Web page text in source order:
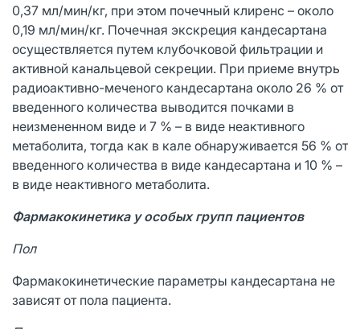
0,37 мл/мин/кг, при этом почечный клиренс – около
0,19 мл/мин/кг. Почечная экскреция кандесартана
осуществляется путем клубочковой фильтрации и
активной канальцевой секреции. При приеме внутрь
радиоактивно-меченого кандесартана около 26 % от
введенного количества выводится почками в
неизмененном виде и 7 % – в виде неактивного
метаболита, тогда как в кале обнаруживается 56 % от
введенного количества в виде кандесартана и 10 % –
в виде неактивного метаболита.
Фармакокинетика у особых групп пациентов
Пол
Фармакокинетические параметры кандесартана не
зависят от пола пациента.